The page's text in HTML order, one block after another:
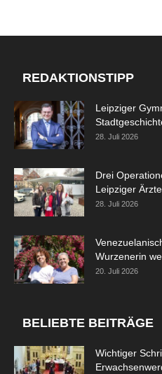
REDAKTIONSTIPP
Leipziger
28. Juli 2026
Drei
Leipziger
28. Juli 2026
Wurzenerin
20. Juli 2026
BELIEBTE BEITRÄGE
Wichtiger